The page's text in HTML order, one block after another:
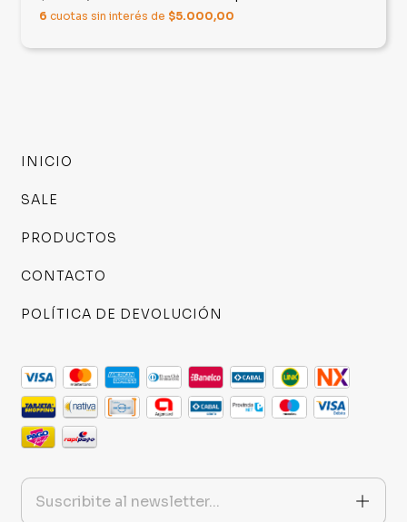
6 cuotas sin interés de $5.000,00
INICIO
SALE
PRODUCTOS
CONTACTO
POLÍTICA DE DEVOLUCIÓN